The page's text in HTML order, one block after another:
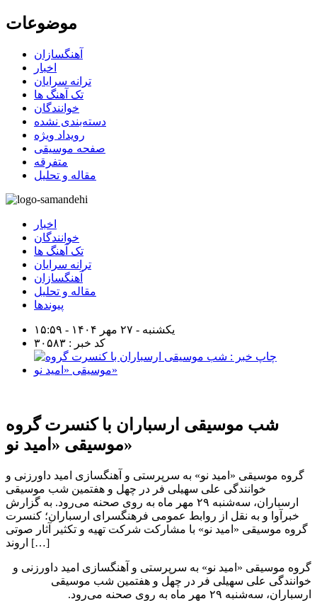
موضوعات
آهنگسازان
اخبار
ترانه سرایان
تک آهنگ ها
خوانندگان
دسته‌بندی نشده
رویداد ویژه
صفحه موسیقی
متفرقه
مقاله و تحلیل
اخبار
خوانندگان
تک آهنگ ها
ترانه سرایان
آهنگسازان
مقاله و تحلیل
پیوندها
یکشنبه - ۲۷ مهر ۱۴۰۴ - ۱۵:۵۹
کد خبر : ۳۰۵۸۳
شب موسیقی ارسباران با کنسرت گروه
موسیقی «امید نو»
گروه موسیقی «امید نو» به سرپرستی و آهنگسازی امید داورزنی و
خوانندگی علی سهیلی‌ فر در چهل و هفتمین شب موسیقی
ارسباران، سه‌شنبه ۲۹ مهر ماه به روی صحنه می‌رود. به گزارش
خبرآوا و به نقل از روابط عمومی فرهنگسرای ارسباران؛ کنسرت
گروه موسیقی «امید نو» با مشارکت شرکت تهیه و تکثیر آثار صوتی
اروند […]
گروه موسیقی «امید نو» به سرپرستی و آهنگسازی امید داورزنی و
خوانندگی علی سهیلی‌ فر در چهل و هفتمین شب موسیقی
ارسباران، سه‌شنبه ۲۹ مهر ماه به روی صحنه می‌رود.